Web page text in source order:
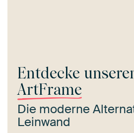
Entdecke
ArtFrame
Die moderne
Leinwand